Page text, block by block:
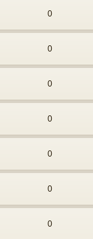
0
0
0
0
0
0
0